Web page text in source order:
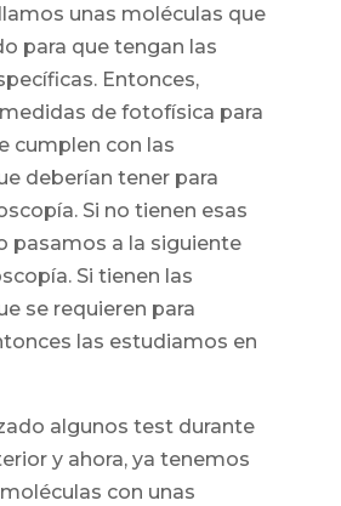
unas moléculas que
para que tengan las
Entonces,
de fotofísica para
cumplen con las
deberían tener para
Si no tienen esas
pasamos a la siguiente
Si tienen las
se requieren para
las estudiamos en
algunos test durante
y ahora, ya tenemos
con unas